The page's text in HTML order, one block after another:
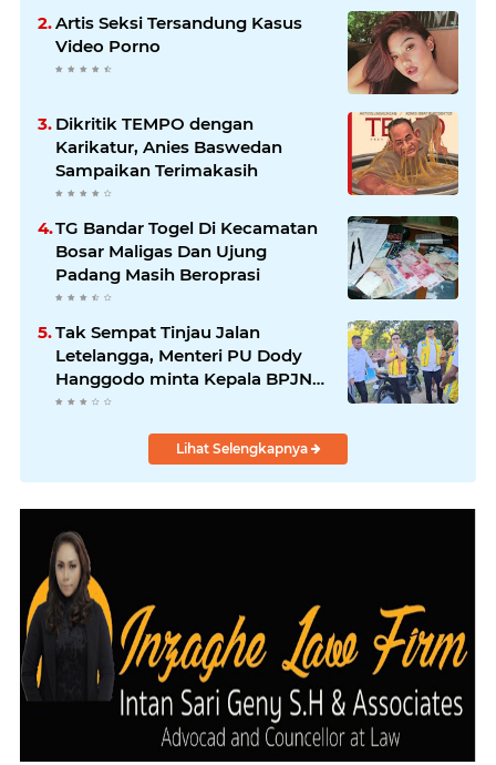
Artis Seksi Tersandung Kasus
Video Porno
Dikritik TEMPO dengan
Karikatur, Anies Baswedan
Sampaikan Terimakasih
TG Bandar Togel Di Kecamatan
Bosar Maligas Dan Ujung
Padang Masih Beroprasi
Tak Sempat Tinjau Jalan
Letelangga, Menteri PU Dody
Hanggodo minta Kepala BPJN
Wilayah NTT Tinjau jalan
Lihat Selengkapnya